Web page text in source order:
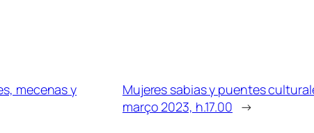
mecenas y
Mujeres sabias y puentes
março 2023, h.17.00 →